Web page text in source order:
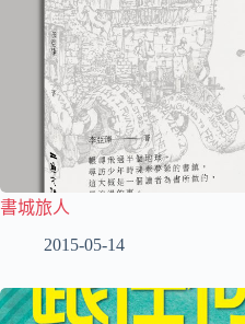
書城旅人
2015-05-14